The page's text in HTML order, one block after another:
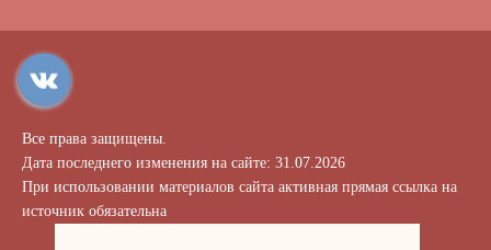
специалистов консультационных пунктов для
потребителей, а в «Азбуке потребителя» можно
потребителей, а также ознакомиться с памятками по
различным вопросам потребительских отношений и
видеоуроками по защите прав потребителей
Все права защищены.
Дата последнего изменения на сайте: 31.07.2026
При использовании материалов сайта активная прямая ссылка на
источник обязательна